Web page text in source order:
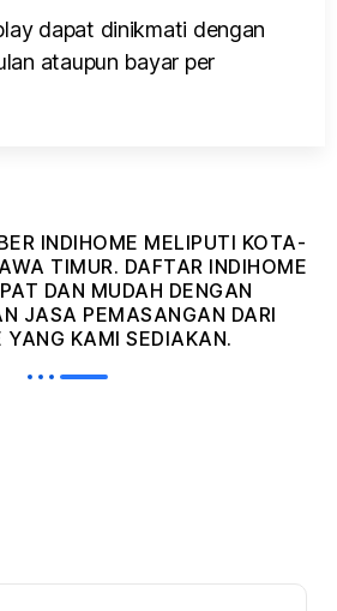
dapat dinikmati dengan
ataupun bayar per
INDIHOME MELIPUTI KOTA-
TIMUR. DAFTAR INDIHOME
DAN MUDAH DENGAN
JASA PEMASANGAN DARI
YANG KAMI SEDIAKAN.